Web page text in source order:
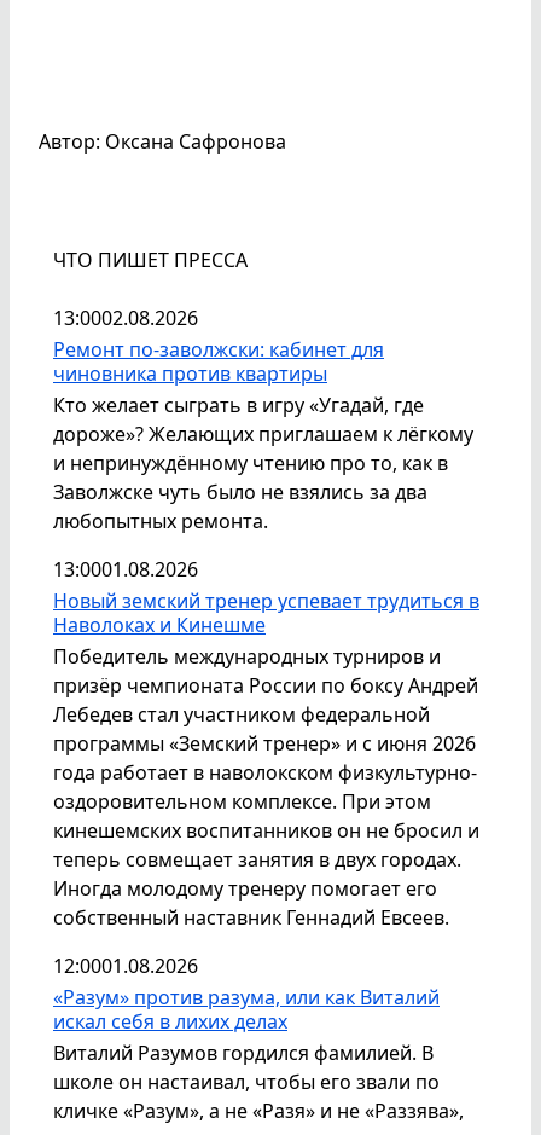
Автор: Оксана Сафронова
ЧТО ПИШЕТ ПРЕССА
13:0002.08.2026
Ремонт по-заволжски: кабинет для
чиновника против квартиры
Кто желает сыграть в игру «Угадай, где
дороже»? Желающих приглашаем к лёгкому
и непринуждённому чтению про то, как в
Заволжске чуть было не взялись за два
любопытных ремонта.
13:0001.08.2026
Новый земский тренер успевает трудиться в
Наволоках и Кинешме
Победитель международных турниров и
призёр чемпионата России по боксу Андрей
Лебедев стал участником федеральной
программы «Земский тренер» и с июня 2026
года работает в наволокском физкультурно-
оздоровительном комплексе. При этом
кинешемских воспитанников он не бросил и
теперь совмещает занятия в двух городах.
Иногда молодому тренеру помогает его
собственный наставник Геннадий Евсеев.
12:0001.08.2026
«Разум» против разума, или как Виталий
искал себя в лихих делах
Виталий Разумов гордился фамилией. В
школе он настаивал, чтобы его звали по
кличке «Разум», а не «Разя» и не «Раззява»,